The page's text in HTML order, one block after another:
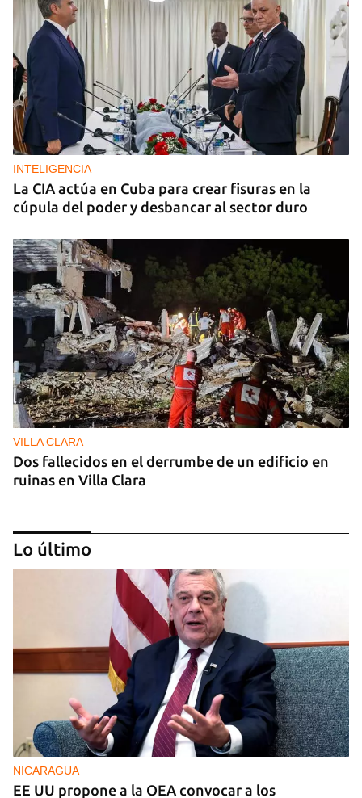
INTELIGENCIA
La CIA actúa en Cuba para crear fisuras en la
cúpula del poder y desbancar al sector duro
VILLA CLARA
Dos fallecidos en el derrumbe de un edificio en
ruinas en Villa Clara
FOTO DEL DÍA
Un litro de aceite cuesta ya más de dos salarios
mínimos
Lo último
NICARAGUA
EE UU propone a la OEA convocar a los